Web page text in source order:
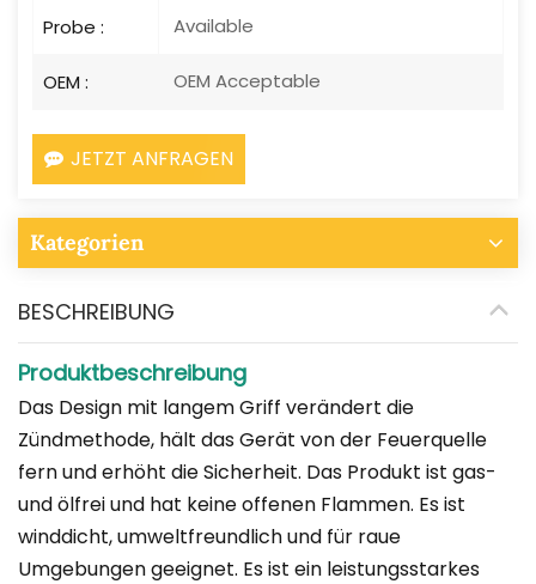
Probe : Available
OEM : OEM Acceptable
JETZT ANFRAGEN
Kategorien
BESCHREIBUNG
Produktbeschreibung
Das Design mit langem Griff verändert die
Zündmethode, hält das Gerät von der Feuerquelle
fern und erhöht die Sicherheit. Das Produkt ist gas-
und ölfrei und hat keine offenen Flammen. Es ist
winddicht, umweltfreundlich und für raue
Umgebungen geeignet. Es ist ein leistungsstarkes